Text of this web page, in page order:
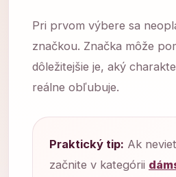
Pri prvom výbere sa
značkou. Značka môže
dôležitejšie je, aký
reálne obľubuje.
Praktický tip: Ak
začnite v kategórii